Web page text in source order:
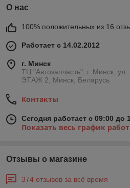
О нас
100% положительных из 16
Работает с 14.02.2012
г. Минск
ТЦ "Автозапчасть", г. Минск,
ЭТАЖ 2, Минск, Беларусь
Контакты
Сегодня работает с 09:00 до
Показать весь график
Отзывы о магазине
374 отзывов за всё время